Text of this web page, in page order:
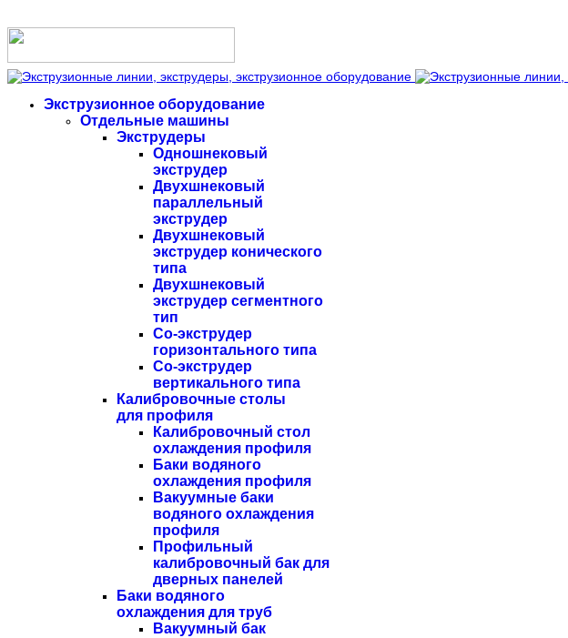
Экструзионное оборудование
Отдельные машины
Экструдеры
Одношнековый
экструдер
Двухшнековый
параллельный
экструдер
Двухшнековый
экструдер конического
типа
Двухшнековый
экструдер сегментного
тип
Со-экструдер
горизонтального типа
Со-экструдер
вертикального типа
Калибровочные столы
для профиля
Калибровочный стол
охлаждения профиля
Баки водяного
охлаждения профиля
Вакуумные баки
водяного охлаждения
профиля
Профильный
калибровочный бак для
дверных панелей
Баки водяного
охлаждения для труб
Вакуумный бак